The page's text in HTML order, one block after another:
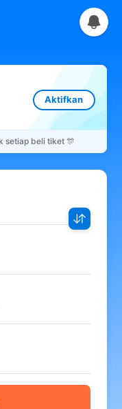
Aktifkan
setiap beli tiket 🎊